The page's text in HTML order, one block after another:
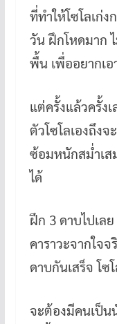
ที่ทำให้โซโลเก่
วัน ฝึกโหดมาก
พื้น เพื่ออยากเ
แต่ครั้งแล้วครั้งเ
ตัวโซโลเองถึง
ซ้อมหนักสม่ำเส
ได้
ฝึก 3 ดาบไปเล
คาราวะจากใจ
ดาบกันเสร็จ โซ
จะต้องมีคนเป็น